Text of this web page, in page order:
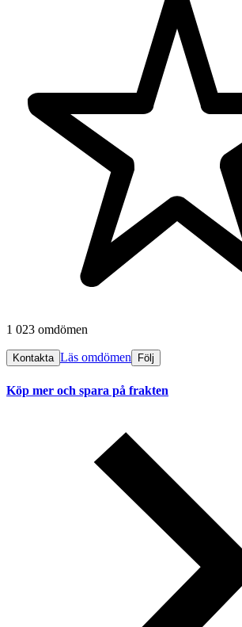
1 023 omdömen
Kontakta Läs omdömen Följ
Köp mer och spara på frakten